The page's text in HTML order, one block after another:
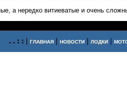
а нередко витиеватые и очень
. . : : | ГЛАВНАЯ| НОВОСТИ| ЛОДКИ|